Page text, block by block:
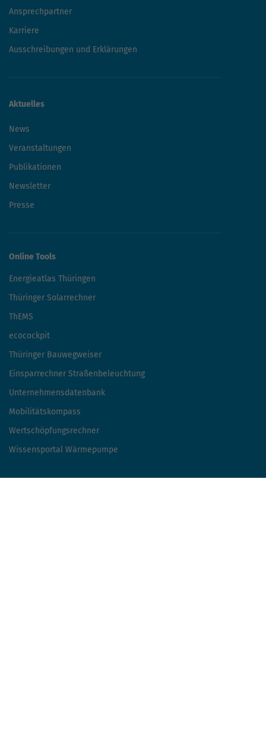
Ansprechpartner
Karriere
Ausschreibungen und Erklärungen
Aktuelles
News
Veranstaltungen
Publikationen
Newsletter
Presse
Online Tools
Energieatlas Thüringen
Thüringer Solarrechner
ThEMS
ecocockpit
Thüringer Bauwegweiser
Einsparrechner Straßenbeleuchtung
Unternehmensdatenbank
Mobilitätskompass
Wertschöpfungsrechner
Wissensportal Wärmepumpe